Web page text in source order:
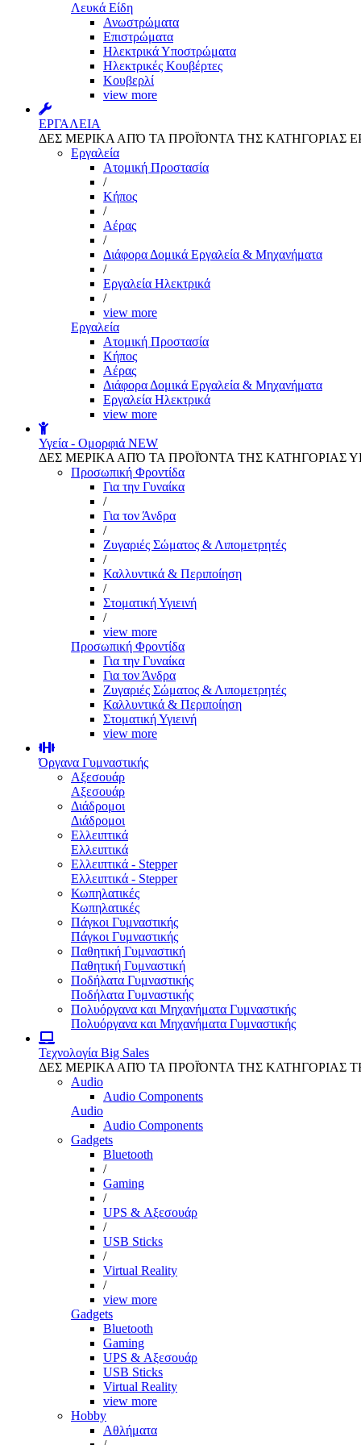
Λευκά Είδη
Ανωστρώματα
Επιστρώματα
Ηλεκτρικά Υποστρώματα
Ηλεκτρικές Κουβέρτες
Κουβερλί
view more
ΕΡΓΑΛΕΙΑ
ΔΕΣ ΜΕΡΙΚΑ ΑΠΌ ΤΑ ΠΡΟΪΌΝΤΑ ΤΗΣ ΚΑΤΗΓΟΡΙΑΣ
Εργαλεία
Aτομική Προστασία
/
Kήπος
/
Αέρας
/
Διάφορα Δομικά Εργαλεία & Μηχανήματα
/
Εργαλεία Ηλεκτρικά
/
view more
Εργαλεία
Aτομική Προστασία
Kήπος
Αέρας
Διάφορα Δομικά Εργαλεία & Μηχανήματα
Εργαλεία Ηλεκτρικά
view more
Υγεία - Ομορφιά NEW
ΔΕΣ ΜΕΡΙΚΑ ΑΠΌ ΤΑ ΠΡΟΪΌΝΤΑ ΤΗΣ ΚΑΤΗΓΟΡΙΑΣ
Προσωπική Φροντίδα
Για την Γυναίκα
/
Για τον Άνδρα
/
Ζυγαριές Σώματος & Λιπομετρητές
/
Καλλυντικά & Περιποίηση
/
Στοματική Υγιεινή
/
view more
Προσωπική Φροντίδα
Για την Γυναίκα
Για τον Άνδρα
Ζυγαριές Σώματος & Λιπομετρητές
Καλλυντικά & Περιποίηση
Στοματική Υγιεινή
view more
Όργανα Γυμναστικής
Αξεσουάρ
Αξεσουάρ
Διάδρομοι
Διάδρομοι
Ελλειπτικά
Ελλειπτικά
Ελλειπτικά - Stepper
Ελλειπτικά - Stepper
Κωπηλατικές
Κωπηλατικές
Πάγκοι Γυμναστικής
Πάγκοι Γυμναστικής
Παθητική Γυμναστική
Παθητική Γυμναστική
Ποδήλατα Γυμναστικής
Ποδήλατα Γυμναστικής
Πολυόργανα και Μηχανήματα Γυμναστικής
Πολυόργανα και Μηχανήματα Γυμναστικής
Τεχνολογία Big Sales
ΔΕΣ ΜΕΡΙΚΑ ΑΠΌ ΤΑ ΠΡΟΪΌΝΤΑ ΤΗΣ ΚΑΤΗΓΟΡΙΑΣ
Audio
Audio Components
Audio
Audio Components
Gadgets
Bluetooth
/
Gaming
/
UPS & Αξεσουάρ
/
USB Sticks
/
Virtual Reality
/
view more
Gadgets
Bluetooth
Gaming
UPS & Αξεσουάρ
USB Sticks
Virtual Reality
view more
Hobby
Αθλήματα